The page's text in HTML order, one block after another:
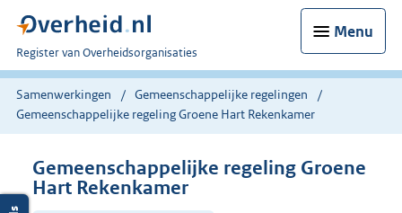
Menu
U
bent
nu
hier:
Register van Overheidsorganisaties
Samenwerkingen
Gemeenschappelijke regelingen
Gemeenschappelijke regeling Groene Hart Rekenkamer
Gemeenschappelijke regeling Groene
Hart Rekenkamer